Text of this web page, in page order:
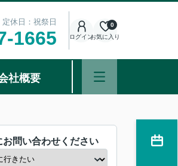
休日：祝祭日
1665 ログインお気に入り
0
社概要
お問い合わせください